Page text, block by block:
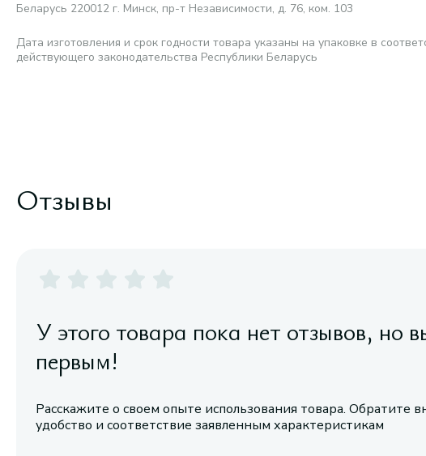
Беларусь 220012 г. Минск, пр-т Независимости, д. 76, ком. 103
Дата изготовления и срок годности товара указаны на упаковке в
действующего законодательства Республики Беларусь
Отзывы
У этого товара пока нет отзывов, но
первым!
Расскажите о своем опыте использования товара. Обратите
удобство и соответствие заявленным характеристикам